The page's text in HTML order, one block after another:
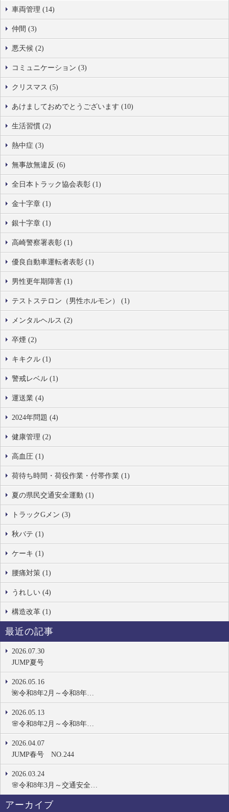
車両管理 (14)
仲間 (3)
悪天候 (2)
コミュニケーション (3)
クリスマス (5)
あけましておめでとうございます (10)
生活習慣 (2)
熱中症 (3)
無事故無違反 (6)
全日本トラック協会表彰 (1)
金十字章 (1)
銀十字章 (1)
高崎警察署表彰 (1)
優良自動車運転者表彰 (1)
男性更年期障害 (1)
テストステロン（男性ホルモン） (1)
メンタルヘルス (2)
卒煙 (2)
キキクル (1)
警戒レベル (1)
運送業 (4)
2024年問題 (4)
健康管理 (2)
高血圧 (1)
荷待ち時間・荷役作業・付帯作業 (1)
夏の県民交通安全運動 (1)
トラックGメン (3)
秋バテ (1)
ケーキ (1)
腰痛対策 (1)
うれしい (4)
構造改革 (1)
最近の記事
2026.07.30
JUMP夏号
2026.05.16
🌺令和8年2月～令和8年…
2026.05.13
🌸令和8年2月～令和8年…
2026.04.07
JUMP春号 NO.244
2026.03.24
🌸令和8年3月～交通安全…
アーカイブ